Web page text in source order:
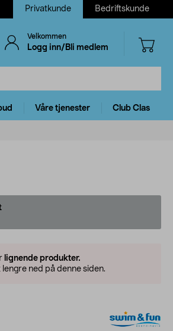
Privatkunde Bedriftskunde
Velkommen
Logg inn/Bli medlem
Våre tjenester Club Clas
lignende produkter.
ned på denne siden.